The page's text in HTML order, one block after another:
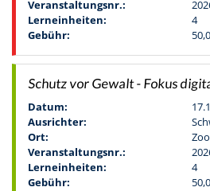
Veranstaltungsnr.:
Lerneinheiten:
4
Gebühr:
Schutz vor Gewalt - Fokus
Datum:
Ausrichter:
Ort:
Veranstaltungsnr.:
Lerneinheiten:
4
Gebühr: